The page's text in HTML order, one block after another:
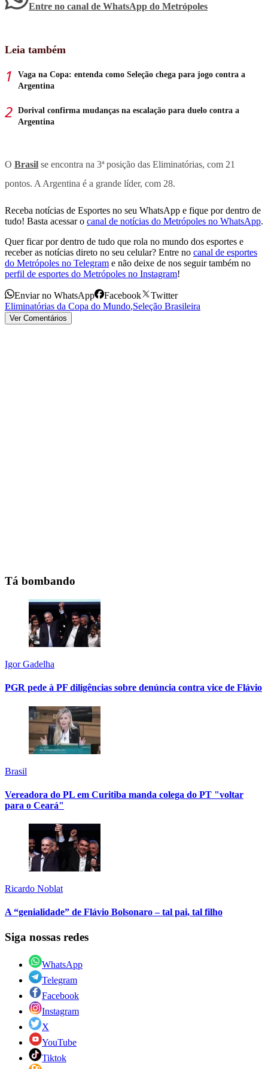
Entre no canal de WhatsApp do Metrópoles
Leia também
Vaga na Copa: entenda como Seleção chega para jogo contra a
Argentina
Dorival confirma mudanças na escalação para duelo contra a
Argentina
O Brasil se encontra na 3ª posição das Eliminatórias, com 21
pontos. A Argentina é a grande líder, com 28.
Receba notícias de Esportes no seu WhatsApp e fique por dentro de
tudo! Basta acessar o canal de notícias do Metrópoles no WhatsApp.
Quer ficar por dentro de tudo que rola no mundo dos esportes e
receber as notícias direto no seu celular? Entre no canal de esportes
do Metrópoles no Telegram e não deixe de nos seguir também no
perfil de esportes do Metrópoles no Instagram!
Enviar no WhatsApp Facebook
Twitter
Eliminatórias da Copa do Mundo,Seleção Brasileira
Ver Comentários
Tá bombando
Igor Gadelha
PGR pede à PF diligências sobre denúncia contra vice de Flávio
Brasil
Vereadora do PL em Curitiba manda colega do PT "voltar
para o Ceará"
Ricardo Noblat
A “genialidade” de Flávio Bolsonaro – tal pai, tal filho
Siga nossas redes
WhatsApp
Telegram
Facebook
Instagram
X
YouTube
Tiktok